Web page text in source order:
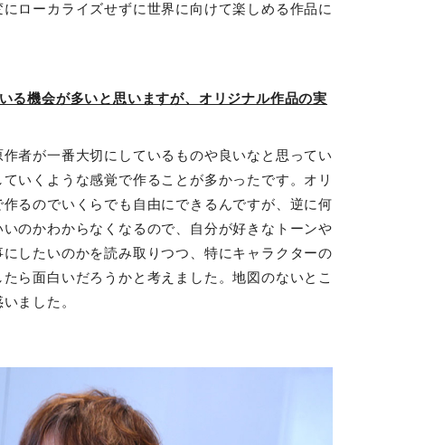
ローカライズせずに世界に向けて楽しめる作品に
る機会が多いと思いますが、オリジナル作品の実
者が一番大切にしているものや良いなと思ってい
いくような感覚で作ることが多かったです。オリ
るのでいくらでも自由にできるんですが、逆に何
のかわからなくなるので、自分が好きなトーンや
したいのかを読み取りつつ、特にキャラクターの
ら面白いだろうかと考えました。地図のないとこ
ました。